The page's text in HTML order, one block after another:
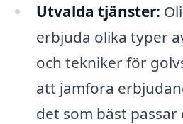
Utvalda tjänster:
erbjuda olika typer
och tekniker för
att jämföra
det som bäst passar